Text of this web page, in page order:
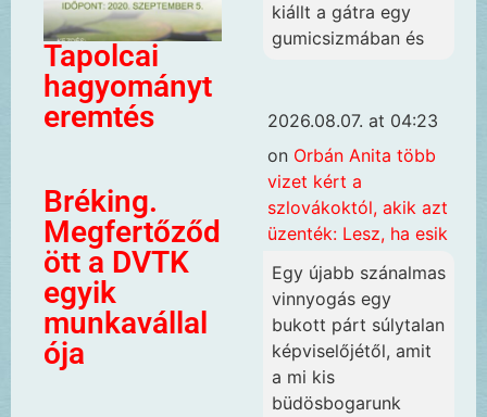
Tapolcai
hagyományt
eremtés
Bréking.
Megfertőződ
ött a DVTK
egyik
munkavállal
ója
kiállt a gátra egy
gumicsizmában és
2026.08.07. at 04:23
on Orbán Anita több
vizet kért a
szlovákoktól, akik azt
üzenték: Lesz, ha esik
Egy újabb szánalmas
vinnyogás egy
bukott párt súlytalan
képviselőjétől, amit
a mi kis
büdösbogarunk